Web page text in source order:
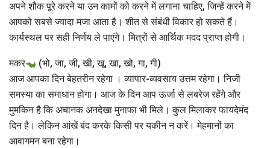
अपने शौक पूरे करने या उन कामों को करने में लगाना चाहिए, जिन्हें करने में
आपको सबसे ज्यादा मजा आता है। शीत से संबंधी विकार हो सकते हैं।
कार्यस्थल पर सही निर्णय ले पाएंगे। मित्रों से आर्थिक मदद प्राप्त होगी।
मकर
(भो, जा, जी, खी, खू, खा, खो, गा, गी)
आज आपका दिन बेहतरीन रहेगा । व्यापार-व्यवसाय उत्तम रहेगा। निजी
समस्या का समाधान होगा। आज के दिन आप ऊर्जा से लबरेज रहेंगे और
मुमकिन है कि अचानक अनदेखा मुनाफा भी मिले। कुल मिलाकर फायदेमंद
दिन है। लेकिन आंखें बंद करके किसी पर यकीन न करें। मेहमानों का
आवागमन बना रहेगा।